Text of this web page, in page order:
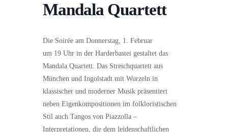
Mandala Quartett
Die Soirée am Donnerstag, 1. Februar
um 19 Uhr in der Harderbastei gestaltet das
Mandala Quartett. Das Streichquartett aus
München und Ingolstadt mit Wurzeln in
klassischer und moderner Musik präsentiert
neben Eigenkompositionen im folkloristischen
Stil auch Tangos von Piazzolla –
Interpretationen, die dem leidenschaftlichen